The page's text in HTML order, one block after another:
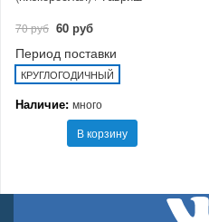
70 руб 60 руб
Период поставки
КРУГЛОГОДИЧНЫЙ
Наличие: много
В корзину